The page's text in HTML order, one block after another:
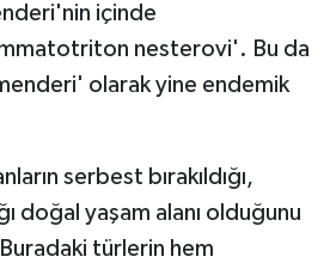
içinde
nesterovi'. Bu da
olarak yine endemik
serbest bırakıldığı,
doğal yaşam alanı olduğunu
türlerin hem